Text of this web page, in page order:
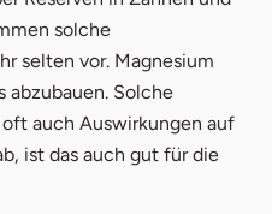
solche
selten vor. Magnesium
abzubauen. Solche
auch Auswirkungen auf
ist das auch gut für die